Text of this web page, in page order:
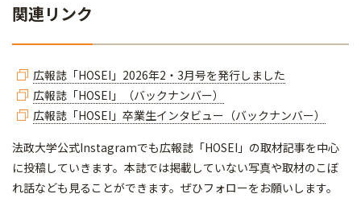
関連リンク
広報誌「HOSEI」2026年2・3月号を発行しました
広報誌「HOSEI」（バックナンバー）
広報誌「HOSEI」卒業生インタビュー（バックナンバー）
法政大学公式Instagramでも広報誌「HOSEI」の取材記事を中心
に投稿していきます。本誌では掲載していない写真や取材のこぼ
れ話なども見ることができます。ぜひフォローをお願いします。